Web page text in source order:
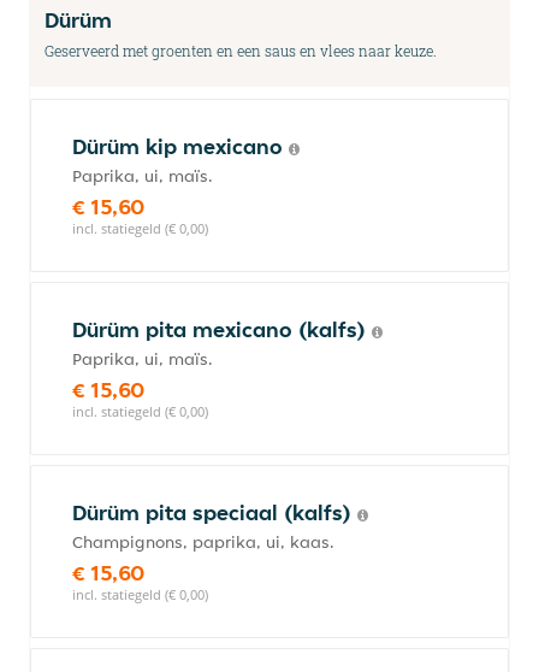
Dürüm
Geserveerd met groenten en een saus en vlees naar keuze.
Dürüm kip mexicano
Paprika, ui, maïs.
€ 15,60
incl. statiegeld (€ 0,00)
Dürüm pita mexicano (kalfs)
Paprika, ui, maïs.
€ 15,60
incl. statiegeld (€ 0,00)
Dürüm pita speciaal (kalfs)
Champignons, paprika, ui, kaas.
€ 15,60
incl. statiegeld (€ 0,00)